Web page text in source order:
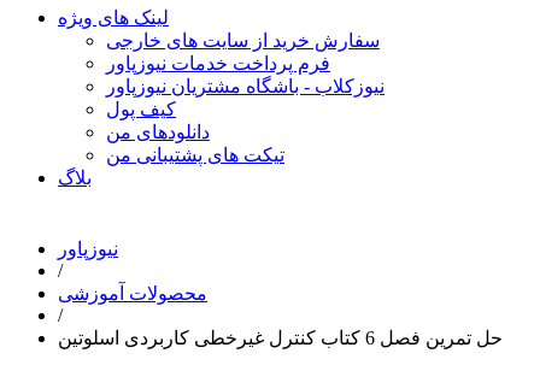
لینک های ویژه
سفارش خرید از سایت های خارجی
فرم پرداخت خدمات نیوزپاور
نیوزکلاب - باشگاه مشتریان نیوزپاور
کیف پول
دانلودهای من
تیکت های پشتیبانی من
بلاگ
نیوزپاور
/
محصولات آموزشی
/
حل تمرین فصل 6 کتاب کنترل غیرخطی کاربردی اسلوتین